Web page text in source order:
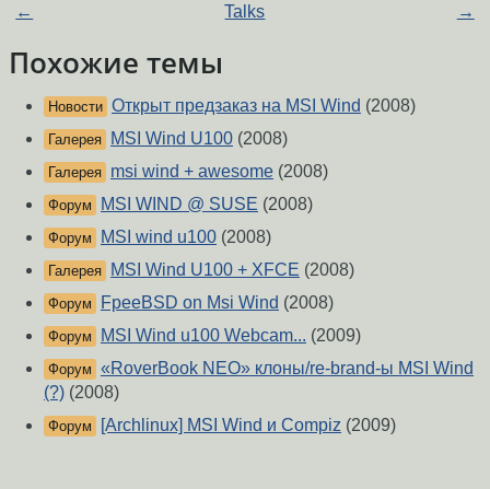
← Talks →
Похожие темы
Новости Открыт предзаказ на MSI Wind (2008)
Галерея MSI Wind U100 (2008)
Галерея msi wind + awesome (2008)
Форум MSI WIND @ SUSE (2008)
Форум MSI wind u100 (2008)
Галерея MSI Wind U100 + XFCE (2008)
Форум FpeeBSD on Msi Wind (2008)
Форум MSI Wind u100 Webcam... (2009)
Форум «RoverBook NEO» клоны/re-brand-ы MSI Wind
(?) (2008)
Форум [Archlinux] MSI Wind и Compiz (2009)